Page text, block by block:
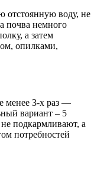
отстоянную воду, не
почва немного
а затем
опилками,
менее 3-х раз —
вариант – 5
подкармливают, а
потребностей